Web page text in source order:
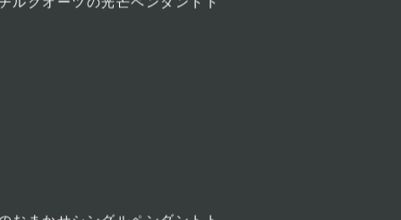
ルクオーツの光芒ペンダントト